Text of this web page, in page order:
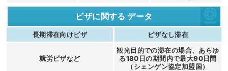
ビザに関する データ
長期滞在向けビザ ビザなし滞在
就労ビザなど
観光目的での滞在の場合、あらゆ
る180日の期間内で最大90日間
（シェンゲン協定加盟国）